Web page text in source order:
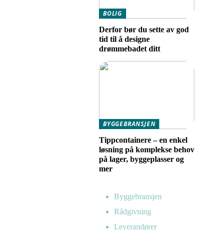
BOLIG
Derfor bør du sette av god
tid til å designe
drømmebadet ditt
BYGGEBRANSJEN
Tippcontainere – en enkel
løsning på komplekse behov
på lager, byggeplasser og
mer
Byggebransjen
Rådgivning
Leverandører